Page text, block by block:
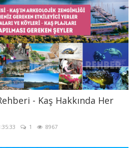
- Kaş Hakkında Her
1 8967